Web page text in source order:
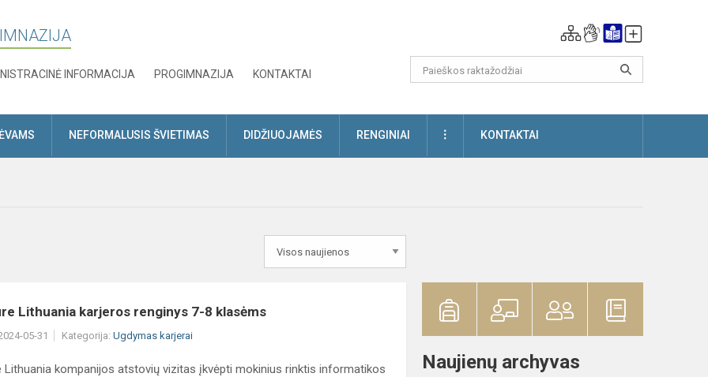
INFORMACIJA PROGIMNAZIJA KONTAKTAI
NEFORMALUSIS ŠVIETIMAS DIDŽIUOJAMĖS RENGINIAI DAUGIAUKONTAKTAI
Lithuania karjeros renginys 7-8 klasėms
05-31 Kategorija: Ugdymas karjerai
Lithuania kompanijos atstovių vizitas įkvėpti mokinius rinktis informatikos
Naujienų archyvas